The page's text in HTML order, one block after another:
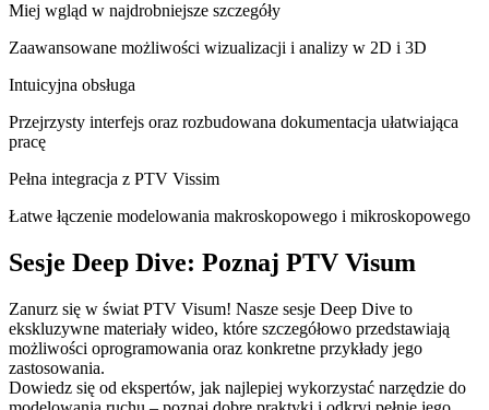
Miej wgląd w najdrobniejsze szczegóły
Zaawansowane możliwości wizualizacji i analizy w 2D i 3D
Intuicyjna obsługa
Przejrzysty interfejs oraz rozbudowana dokumentacja ułatwiająca
pracę
Pełna integracja z PTV Vissim
Łatwe łączenie modelowania makroskopowego i mikroskopowego
Sesje Deep Dive: Poznaj PTV Visum
Zanurz się w świat PTV Visum! Nasze sesje Deep Dive to
ekskluzywne materiały wideo, które szczegółowo przedstawiają
możliwości oprogramowania oraz konkretne przykłady jego
zastosowania.
Dowiedz się od ekspertów, jak najlepiej wykorzystać narzędzie do